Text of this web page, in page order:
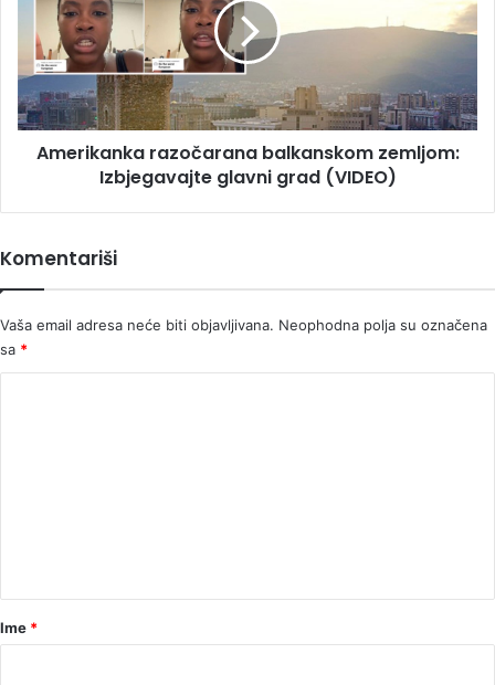
zemljom:
Izbjegavajte
glavni
grad
(VIDEO)
Amerikanka razočarana balkanskom zemljom:
Izbjegavajte glavni grad (VIDEO)
Komentariši
Vaša email adresa neće biti objavljivana. Neophodna polja su označena
sa *
rIme *